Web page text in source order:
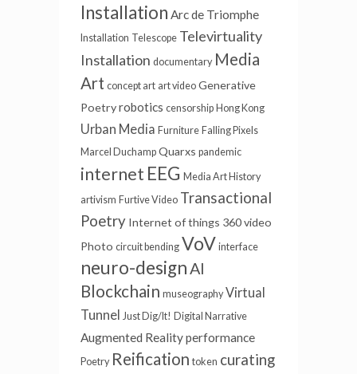
Installation Arc de Triomphe
Installation Telescope Televirtuality
Installation documentary Media
Art concept art art video Generative
Poetryrobotics censorship Hong Kong
Urban Media Furniture Falling Pixels
Marcel Duchamp Quarxs pandemic
internet EEG Media Art History
artivism Furtive Video Transactional
Poetry Internet of things 360 video
Photo circuit bending VoV interface
neuro-design AI
Blockchain museography Virtual
Tunnel Just Dig/It! Digital Narrative
Augmented Realityperformance
Poetry Reification token curating